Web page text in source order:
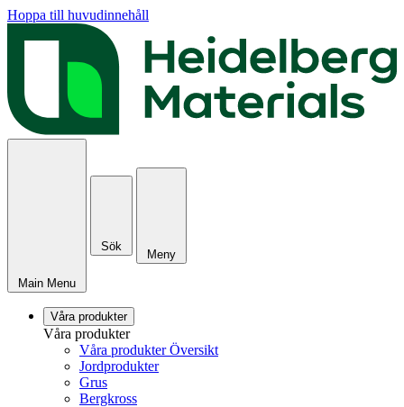
Hoppa till huvudinnehåll
Main Menu
Sök
Meny
Våra produkter
Våra produkter
Våra produkter Översikt
Jordprodukter
Grus
Bergkross